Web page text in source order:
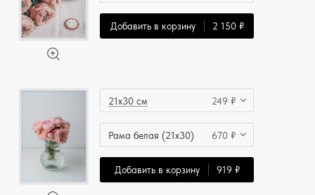
Добавить в корзину 2 150 ₽
21x30 см 249 ₽
Рама белая (21x30) 670 ₽
Добавить в корзину 919 ₽